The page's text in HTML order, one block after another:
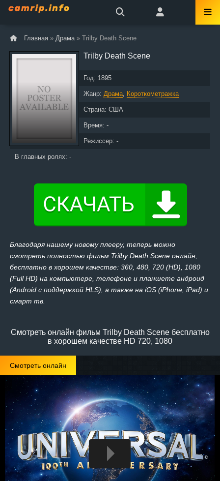
Главная » Драма » Trilby Death Scene
Trilby Death Scene
Год: 1895
Жанр: Драма, Короткометражка
Страна: США
Время: -
Режиссер: -
В главных ролях: -
Благодаря нашему новому плееру, теперь можно
смотреть полностью фильм Trilby Death Scene онлайн,
бесплатно в хорошем качестве: 360, 480, 720 (HD), 1080
(Full HD) на компьютере, телефоне и планшете андроид
(Android с поддержкой HLS), а также на iOS (iPhone, iPad) и
смарт тв.
Смотреть онлайн фильм Trilby Death Scene бесплатно
в хорошем качестве HD 720, 1080
Смотреть онлайн